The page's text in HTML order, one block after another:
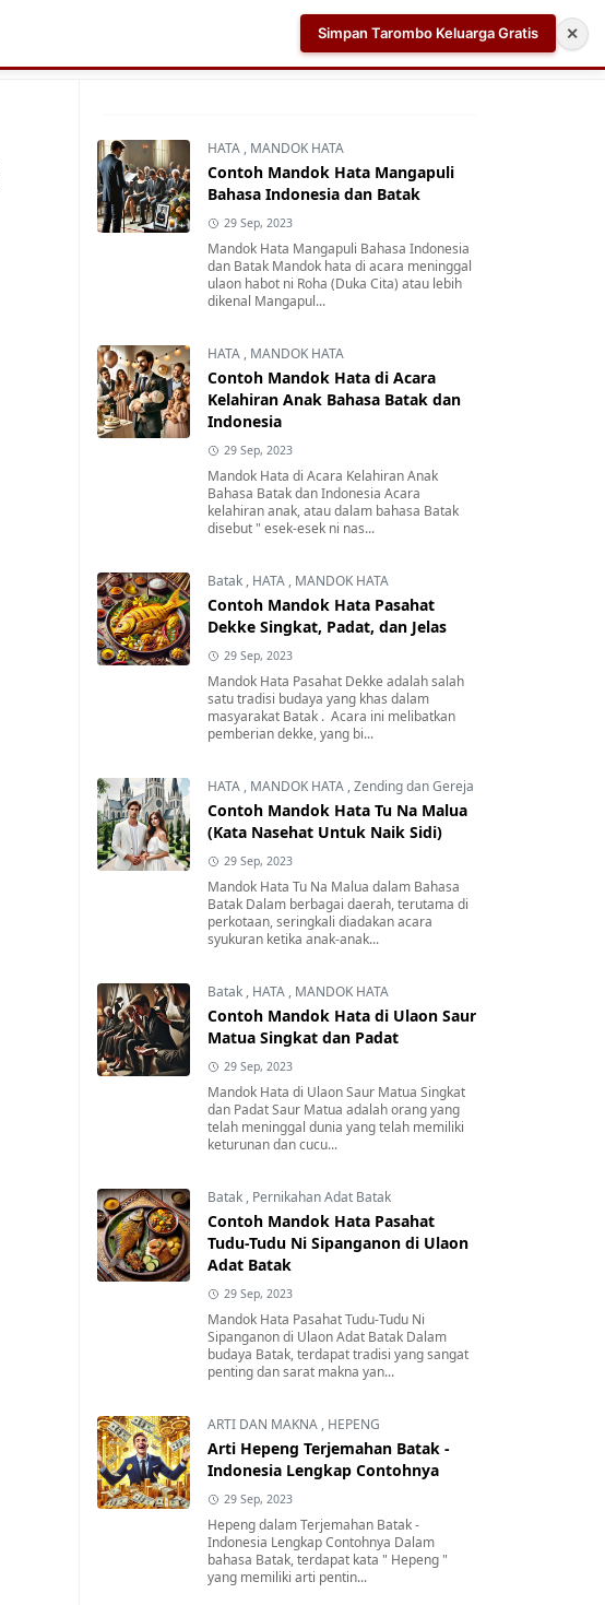
Aplikasi AI Teleprompter dan Pembuat Skrip Video
HATA , MANDOK HATA
Contoh Mandok Hata Mangapuli
Bahasa Indonesia dan Batak
29 Sep, 2023
Mandok Hata Mangapuli Bahasa Indonesia
dan Batak Mandok hata di acara meninggal
ulaon habot ni Roha (Duka Cita) atau lebih
dikenal Mangapul...
HATA , MANDOK HATA
Contoh Mandok Hata di Acara
Kelahiran Anak Bahasa Batak dan
Indonesia
29 Sep, 2023
Mandok Hata di Acara Kelahiran Anak
Bahasa Batak dan Indonesia Acara
kelahiran anak, atau dalam bahasa Batak
disebut " esek-esek ni nas...
Batak , HATA , MANDOK HATA
Contoh Mandok Hata Pasahat
Dekke Singkat, Padat, dan Jelas
29 Sep, 2023
Mandok Hata Pasahat Dekke adalah salah
satu tradisi budaya yang khas dalam
masyarakat Batak . Acara ini melibatkan
pemberian dekke, yang bi...
HATA , MANDOK HATA ,Zending dan Gereja
Contoh Mandok Hata Tu Na Malua
(Kata Nasehat Untuk Naik Sidi)
29 Sep, 2023
Mandok Hata Tu Na Malua dalam Bahasa
Batak Dalam berbagai daerah, terutama di
perkotaan, seringkali diadakan acara
syukuran ketika anak-anak...
Batak , HATA , MANDOK HATA
Contoh Mandok Hata di Ulaon Saur
Matua Singkat dan Padat
29 Sep, 2023
Mandok Hata di Ulaon Saur Matua Singkat
dan Padat Saur Matua adalah orang yang
telah meninggal dunia yang telah memiliki
keturunan dan cucu...
Batak , Pernikahan Adat Batak
Contoh Mandok Hata Pasahat
Tudu-Tudu Ni Sipanganon di Ulaon
Adat Batak
29 Sep, 2023
Mandok Hata Pasahat Tudu-Tudu Ni
Sipanganon di Ulaon Adat Batak Dalam
budaya Batak, terdapat tradisi yang sangat
penting dan sarat makna yan...
ARTI DAN MAKNA , HEPENG
Arti Hepeng Terjemahan Batak -
Indonesia Lengkap Contohnya
29 Sep, 2023
Hepeng dalam Terjemahan Batak -
Indonesia Lengkap Contohnya Dalam
bahasa Batak, terdapat kata " Hepeng "
yang memiliki arti pentin...
Simpan Tarombo Keluarga Gratis ✕